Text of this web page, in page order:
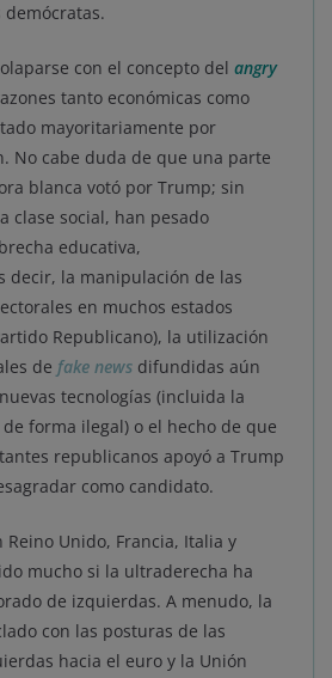
con el concepto del angry
tanto económicas como
mayoritariamente por
No cabe duda de que una parte
blanca votó por Trump; sin
clase social, han pesado
educativa,
decir, la manipulación de las
en muchos estados
Republicano), la utilización
de fake news difundidas aún
tecnologías (incluida la
forma ilegal) o el hecho de que
republicanos apoyó a Trump
como candidato.
Unido, Francia, Italia y
mucho si la ultraderecha ha
de izquierdas. A menudo, la
con las posturas de las
hacia el euro y la Unión